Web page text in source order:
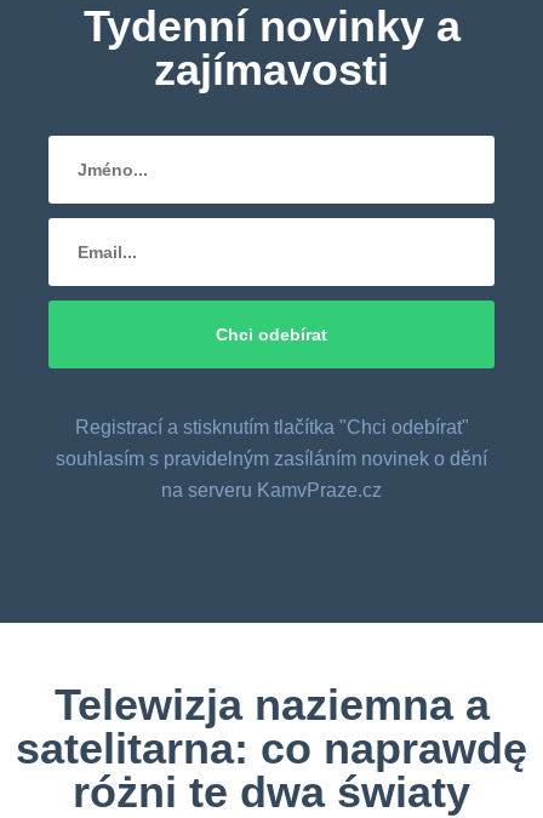
Tydenní novinky a
zajímavosti
Registrací a stisknutím tlačítka "Chci odebírat"
souhlasím s pravidelným zasíláním novinek o dění
na serveru KamvPraze.cz
Telewizja naziemna a
satelitarna: co naprawdę
różni te dwa światy